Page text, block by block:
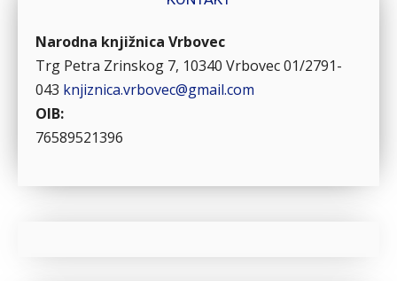
Narodna knjižnica Vrbovec
Trg Petra Zrinskog 7, 10340 Vrbovec01/2791-
043 knjiznica.vrbovec@gmail.com
OIB:
76589521396